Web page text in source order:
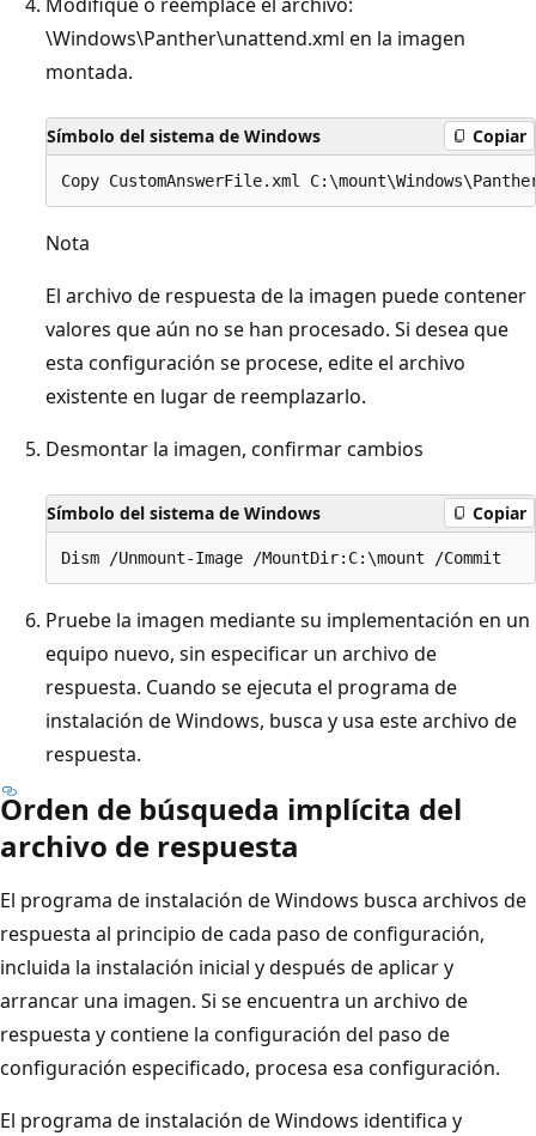
\Windows\Panther\unattend.xml en la imagen
montada.
Símbolo del sistema de Windows Copiar
Nota
El archivo de respuesta de la imagen puede contener
valores que aún no se han procesado. Si desea que
esta configuración se procese, edite el archivo
existente en lugar de reemplazarlo.
Desmontar la imagen, confirmar cambios
Símbolo del sistema de Windows Copiar
Pruebe la imagen mediante su implementación en un
equipo nuevo, sin especificar un archivo de
respuesta. Cuando se ejecuta el programa de
instalación de Windows, busca y usa este archivo de
respuesta.
Orden de búsqueda implícita del
archivo de respuesta
El programa de instalación de Windows busca archivos de
respuesta al principio de cada paso de configuración,
incluida la instalación inicial y después de aplicar y
arrancar una imagen. Si se encuentra un archivo de
respuesta y contiene la configuración del paso de
configuración especificado, procesa esa configuración.
El programa de instalación de Windows identifica y